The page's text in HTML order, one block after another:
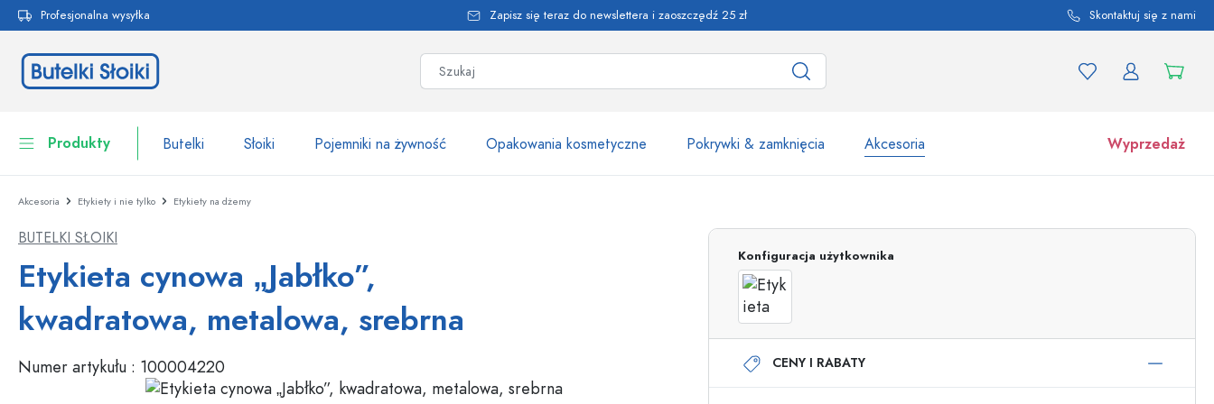
Przejdź do głównej nawigacji
Profesjonalna wysyłka Zapisz się teraz do newslettera i zaoszczędź 25 zł Skontaktuj się z nami
Produkty Butelki Słoiki Pojemniki na żywność Opakowania kosmetyczne Pokrywki & zamknięcia Akcesoria Wyprzedaż
Butelki
Pojemniki na żywność
Naczynia
Opakowania kosmetyczne
Butelki według marki
Butelki WECK
Butelki według funkcji
Butelki z klipsem
Butelki ze spryskiwaczem
Dozowniki airless
Butelki roll-on
Słoiki
Akcesoria Etykiety i nie tylko Etykiety na dżemy
BUTELKI SŁOIKI
Etykieta cynowa „Jabłko”,
kwadratowa, metalowa, srebrna
Numer artykułu : 100004220
Konfiguracja użytkownika
CENY I RABATY